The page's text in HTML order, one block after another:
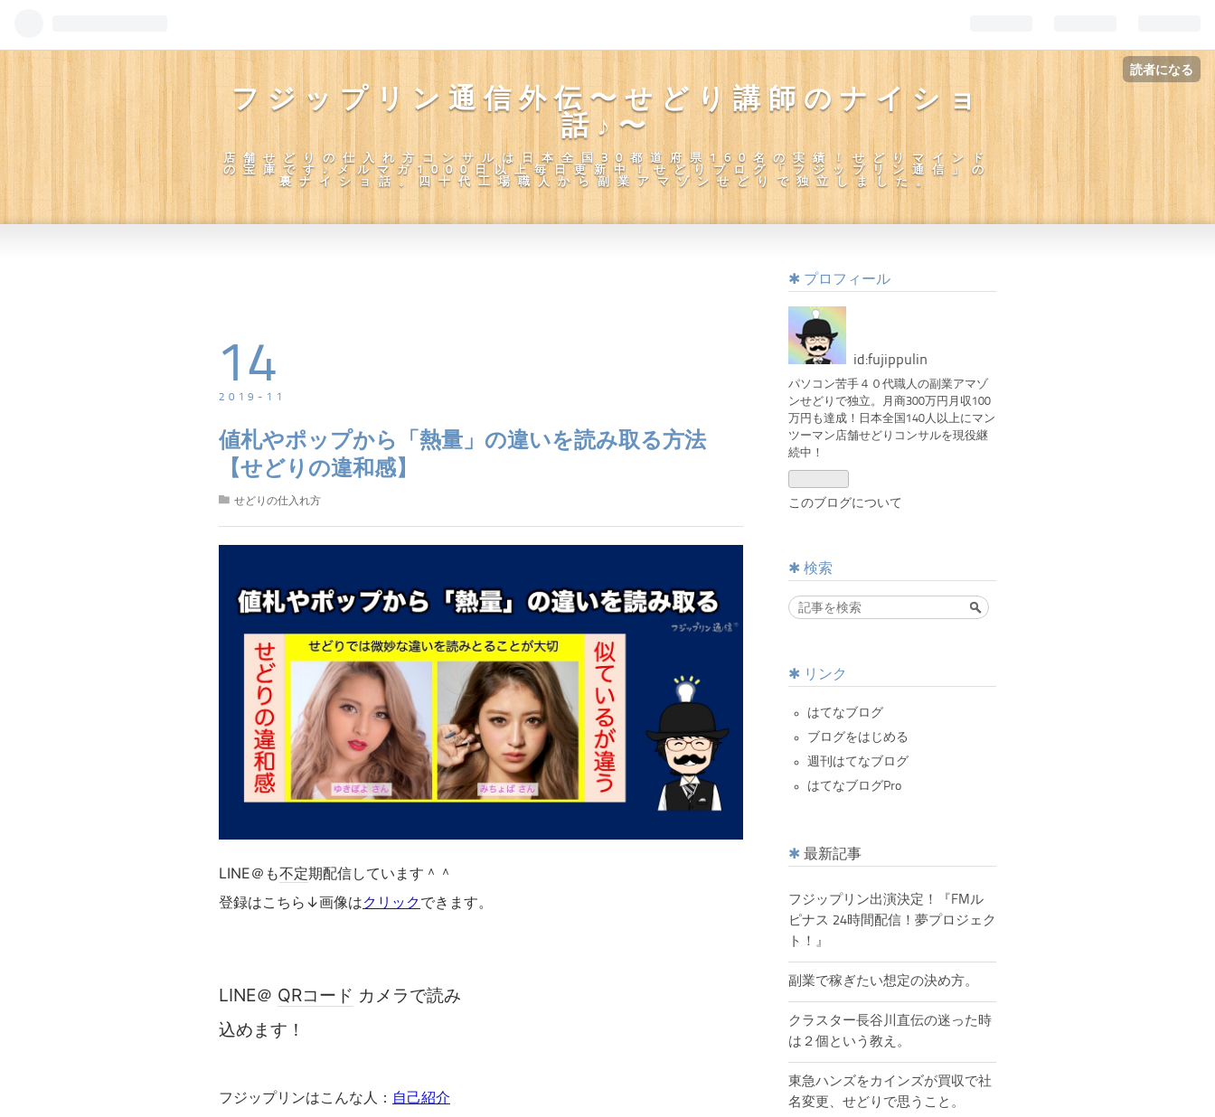
読者になる
フジップリン通信外伝〜せどり講師のナイショ
話♪〜
店舗せどりの仕入れ方コンサルは日本全国30都道府県160名の実績！せどりマインド
の宝庫です♪メルマガ1000日以上毎日更新中！せどりブログ「フジップリン通信」の
裏ナイショ話。四十代工場職人から副業アマゾンせどりで独立しました。
2019- 11
14
値札やポップから「熱量」の違いを読み取る方法
【せどりの違和感】
せどりの仕入れ方
LINE＠も不定期配信しています＾＾
登録はこちら ↓画像はクリックできます。
LINE＠ QRコード カメラで読み
込めます！
フジップリンはこんな人： 自己紹介
プロフィール
id:fujippulin
パソコン苦手４０代職人の副業アマゾ
ンせどりで独立。月商300万円月収100
万円も達成！日本全国140人以上にマン
ツーマン店舗せどりコンサルを現役継
続中！
このブログについて
検索
リンク
はてなブログ
ブログをはじめる
週刊はてなブログ
はてなブログPro
最新記事
フジップリン出演決定！『FMル
ピナス 24時間配信！夢プロジェク
ト！』
副業で稼ぎたい想定の決め方。
クラスター長谷川直伝の迷った時
は２個という教え。
東急ハンズをカインズが買収で社
名変更、せどりで思うこと。